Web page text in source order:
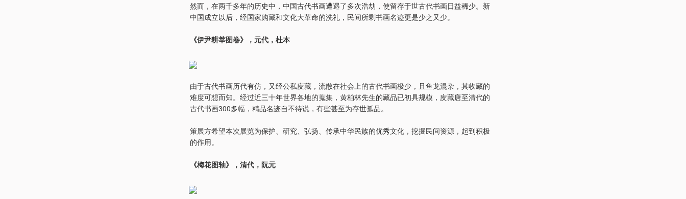
然而，在两千多年的历史中，中国古代书画遭遇了多次浩劫，使留存于世古代书画日益稀少。新
中国成立以后，经国家购藏和文化大革命的洗礼，民间所剩书画名迹更是少之又少。
《伊尹耕莘图卷》，元代，杜本
由于古代书画历代有仿，又经公私庋藏，流散在社会上的古代书画极少，且鱼龙混杂，其收藏的
难度可想而知。经过近三十年世界各地的蒐集，黄柏林先生的藏品已初具规模，庋藏唐至清代的
古代书画300多幅，精品名迹自不待说，有些甚至为存世孤品。
策展方希望本次展览为保护、研究、弘扬、传承中华民族的优秀文化，挖掘民间资源，起到积极
的作用。
《梅花图轴》，清代，阮元